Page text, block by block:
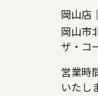
岡山店
岡山市
ザ・コ
営業時
いたし